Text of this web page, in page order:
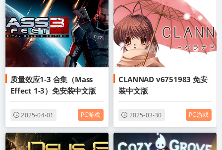
质量效应1-3 合集（Mass
Effect 1-3）免安装中文版
2025-04-01 PC游戏
CLANNAD v6751983 免安
装中文版
2025-03-30 PC游戏